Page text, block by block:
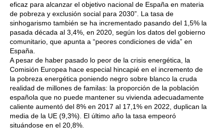
eficaz para alcanzar el objetivo nacional de España en materia
de pobreza y exclusión social para 2030”. La tasa de
sinhogarismo también se ha incrementado pasando del 1,5% la
pasada década al 3,4%, en 2020, según los datos del gobierno
comunitario, que apunta a “peores condiciones de vida” en
España.
A pesar de haber pasado lo peor de la crisis energética, la
Comisión Europea hace especial hincapié en el incremento de
la pobreza energética poniendo negro sobre blanco la cruda
realidad de millones de familas: la proporción de la población
española que no puede mantener su vivienda adecuadamente
caliente aumentó del 8% en 2017 al 17,1% en 2022, duplican la
media de la UE (9,3%). El último año la tasa empeoró
situándose en el 20,8%.